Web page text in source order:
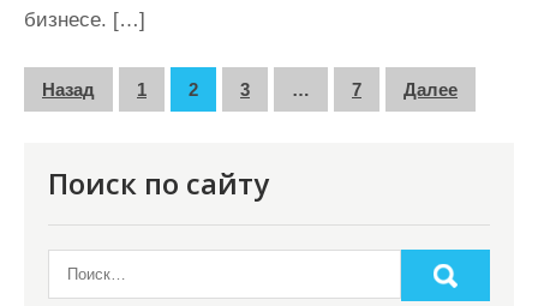
бизнесе. […]
ПНазад 1 2 3 … 7 Далее
Поиск по сайту